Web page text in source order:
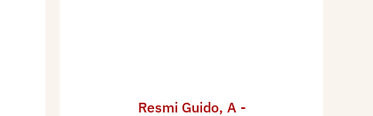
Resmi Guido, A -